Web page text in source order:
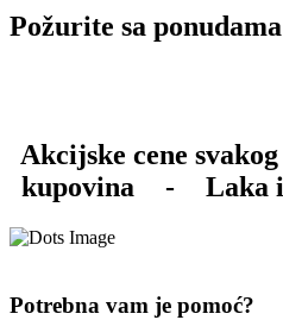
Požurite sa ponudama
Akcijske cene
kupovina
- Laka
Potrebna vam je pomoć?